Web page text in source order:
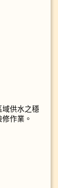
供水之穩
作業。